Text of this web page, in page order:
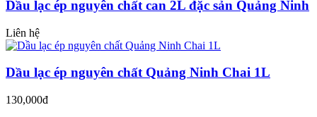
Dầu lạc ép nguyên chất can 2L đặc sản Quảng Ninh
Liên hệ
Dầu lạc ép nguyên chất Quảng Ninh Chai 1L
130,000đ